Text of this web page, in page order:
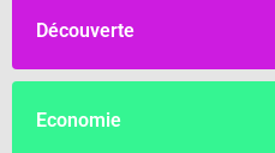
Découverte
Economie